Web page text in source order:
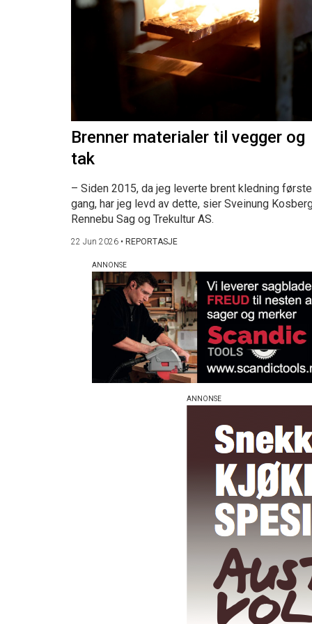
Brenner materialer til vegger og
tak
– Siden 2015, da jeg leverte brent kledning første
gang, har jeg levd av dette, sier Sveinung
Rennebu Sag og Trekultur AS.
22 Jun 2026 • REPORTASJE